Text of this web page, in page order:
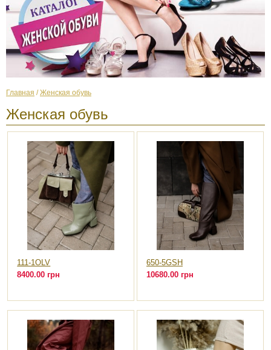
Главная /Женская обувь
Женская обувь
111-1OLV
8400.00 грн
650-5GSH
10680.00 грн